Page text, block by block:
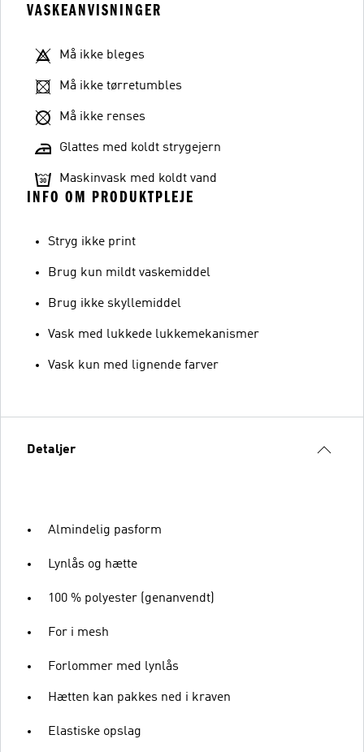
VASKEANVISNINGER
Må ikke bleges
Må ikke tørretumbles
Må ikke renses
Glattes med koldt strygejern
Maskinvask med koldt vand
INFO OM PRODUKTPLEJE
Stryg ikke print
Brug kun mildt vaskemiddel
Brug ikke skyllemiddel
Vask med lukkede lukkemekanismer
Vask kun med lignende farver
Detaljer
Almindelig pasform
Lynlås og hætte
100 % polyester (genanvendt)
For i mesh
Forlommer med lynlås
Hætten kan pakkes ned i kraven
Elastiske opslag